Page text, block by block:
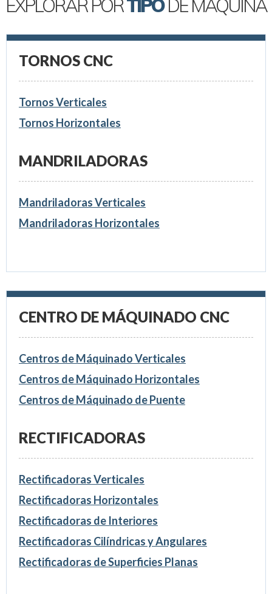
EXPLORAR PORTIPODE MÁQUINA
TORNOS CNC
Tornos Verticales
Tornos Horizontales
MANDRILADORAS
Mandriladoras Verticales
Mandriladoras Horizontales
CENTRO DE MÁQUINADO CNC
Centros de Máquinado Verticales
Centros de Máquinado Horizontales
Centros de Máquinado de Puente
RECTIFICADORAS
Rectificadoras Verticales
Rectificadoras Horizontales
Rectificadoras de Interiores
Rectificadoras Cilíndricas y Angulares
Rectificadoras de Superficies Planas